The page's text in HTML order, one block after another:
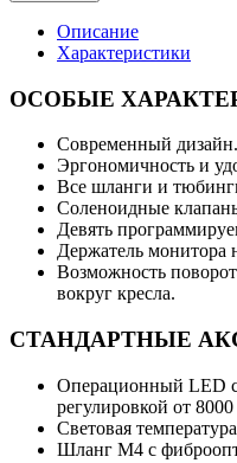
Описание
Характеристики
ОСОБЫЕ
Современный дизайн.
Эргономичность и
Все шланги и
Соленоидные
Девять
Держатель монитора
Возможность
вокруг кресла.
СТАНДАРТНЫЕ
Операционный LED
регулировкой от
Световая
Шланг М4 с